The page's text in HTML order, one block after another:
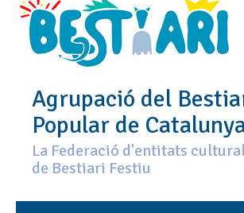
Agrupació del
Popular de
La Federació d'entitats
de Bestiari Festiu